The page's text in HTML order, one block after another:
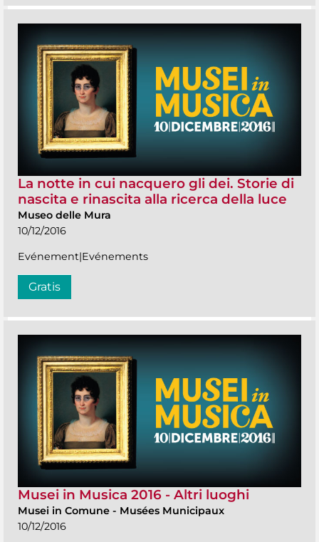
La notte in cui nacquero gli dei. Storie di
nascita e rinascita alla ricerca della luce
Museo delle Mura
10/12/2016
Evénement|Evénements
Gratis
Musei in Musica 2016 - Altri luoghi
Musei in Comune - Musées Municipaux
10/12/2016